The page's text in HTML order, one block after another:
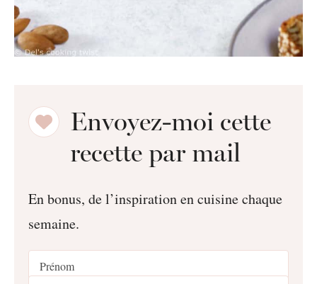
Envoyez-moi cette
recette par mail
En bonus, de l’inspiration en cuisine chaque
semaine.